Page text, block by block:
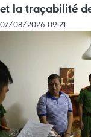
et la traçabilité
07/08/2026 09:21